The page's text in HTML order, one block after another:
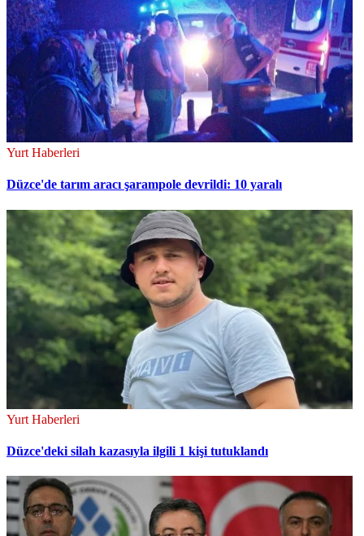
Yurt Haberleri
Düzce'de tarım aracı şarampole devrildi: 10 yaralı
Yurt Haberleri
Düzce'deki silah kazasıyla ilgili 1 kişi tutuklandı